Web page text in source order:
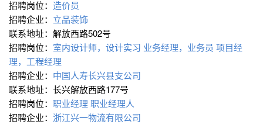
招聘岗位： 造价员
招聘企业： 立品装饰
联系地址：解放西路502号
招聘岗位： 室内设计师，设计实习 业务经理，业务员 项目经
理，工程经理
招聘企业： 中国人寿长兴县支公司
联系地址：长兴解放西路177号
招聘岗位： 职业经理 职业经理人
招聘企业： 浙江兴一物流有限公司